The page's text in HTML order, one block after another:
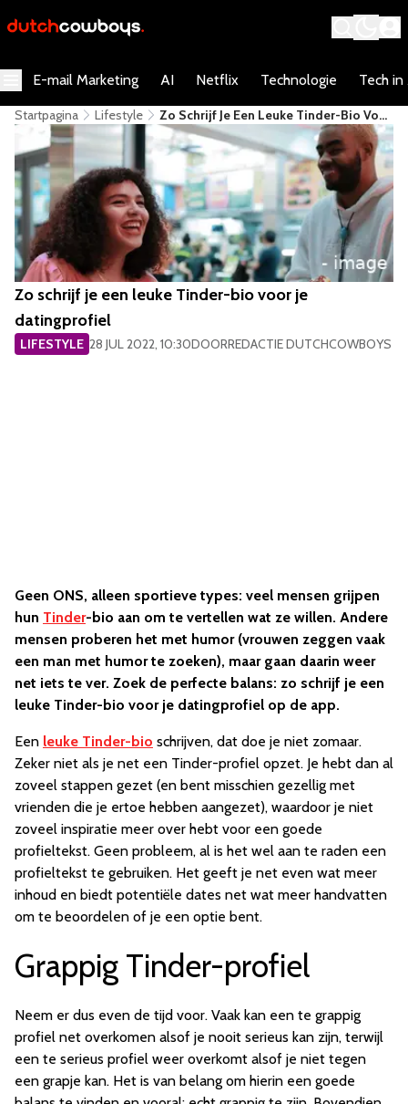
E-mail Marketing AI Netflix Technologie Tech in
Startpagina Lifestyle
​Zo Schrijf Je Een Leuke Tinder-Bio Voor
Je Datingprofiel
​Zo schrijf je een leuke Tinder-bio voor je
datingprofiel
LIFESTYLE 28 JUL 2022, 10:30DOORREDACTIE DUTCHCOWBOYS
Geen ONS, alleen sportieve types: veel mensen grijpen
hun Tinder-bio aan om te vertellen wat ze willen. Andere
mensen proberen het met humor (vrouwen zeggen vaak
een man met humor te zoeken), maar gaan daarin weer
net iets te ver. Zoek de perfecte balans: zo schrijf je een
leuke Tinder-bio voor je datingprofiel op de app.
Een leuke Tinder-bio schrijven, dat doe je niet zomaar.
Zeker niet als je net een Tinder-profiel opzet. Je hebt dan al
zoveel stappen gezet (en bent misschien gezellig met
vrienden die je ertoe hebben aangezet), waardoor je niet
zoveel inspiratie meer over hebt voor een goede
profieltekst. Geen probleem, al is het wel aan te raden een
profieltekst te gebruiken. Het geeft je net even wat meer
inhoud en biedt potentiële dates net wat meer handvatten
om te beoordelen of je een optie bent.
Grappig Tinder-profiel
Neem er dus even de tijd voor. Vaak kan een te grappig
profiel net overkomen alsof je nooit serieus kan zijn, terwijl
een te serieus profiel weer overkomt alsof je niet tegen
een grapje kan. Het is van belang om hierin een goede